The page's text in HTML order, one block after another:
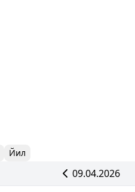
Йил
09.04.2026